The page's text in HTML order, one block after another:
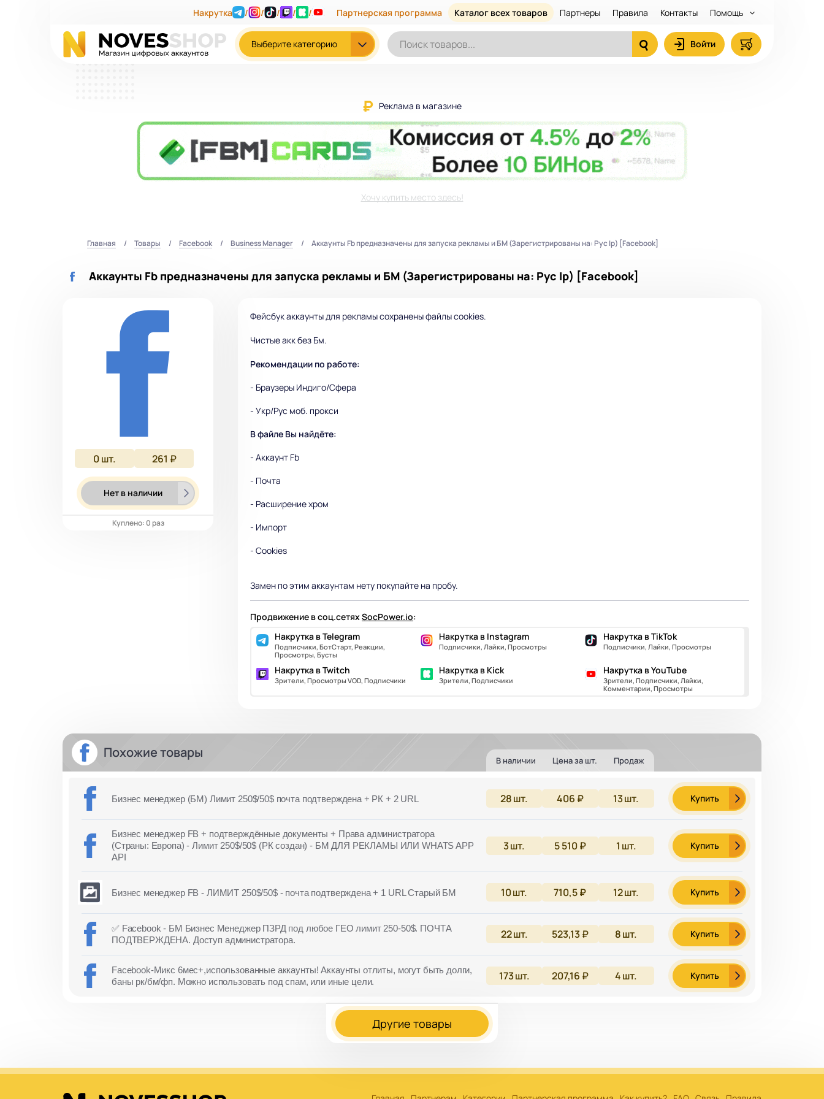
Накрутка / / / / / Партнерская программа Каталог всех товаров Партнеры Правила Контакты Помощь
Выберите категорию Войти
Реклама в магазине
Хочу купить место здесь!
Главная Товары Facebook Business Manager Аккаунты Fb предназначены для запуска рекламы и БМ (Зарегистрированы на: Рус Ip) [Facebook]
Аккаунты Fb предназначены для запуска рекламы и БМ (Зарегистрированы на: Рус Ip) [Facebook]
0шт. 261 ₽
Нет в наличии
Куплено: 0 раз
Фейсбук аккаунты для рекламы сохранены файлы cookies.
Чистые акк без Бм.
Рекомендации по работе:
- Браузеры Индиго/Сфера
- Укр/Рус моб. прокси
В файле Вы найдёте:
- Аккаунт Fb
- Почта
- Расширение хром
- Импорт
- Cookies
Замен по этим аккаунтам нету покупайте на пробу.
Продвижение в соц.сетяхSocPower.io:
Накрутка в Telegram
Подписчики, БотСтарт, Реакции,
Просмотры, Бусты
Накрутка в Instagram
Подписчики, Лайки, Просмотры
Накрутка в TikTok
Подписчики, Лайки, Просмотры
Накрутка в Twitch
Зрители, Просмотры VOD, Подписчики
Накрутка в Kick
Зрители, Подписчики
Накрутка в YouTube
Зрители, Подписчики, Лайки,
Комментарии, Просмотры
Похожие товары В наличии Цена за шт. Продаж
Бизнес менеджер (БМ) Лимит 250$/50$ почта подтверждена + РК + 2 URL 28шт. 406 ₽ 13шт. Купить
Бизнес менеджер FB + подтверждённые документы + Права администратора
(Страны: Европа) - Лимит 250$/50$ (РК создан) - БМ ДЛЯ РЕКЛАМЫ ИЛИ WHATS APP
API
3шт. 5 510 ₽ 1 шт. Купить
Бизнес менеджер FB - ЛИМИТ 250$/50$ - почта подтверждена + 1 URL Старый БМ 10шт. 710,5 ₽ 12шт. Купить
✅ Facebook - БМ Бизнес Менеджер ПЗРД под любое ГЕО лимит 250-50$. ПОЧТА
ПОДТВЕРЖДЕНА. Доступ администратора.
22шт. 523,13 ₽ 8шт. Купить
Facebook-Микс 6мес+,использованные аккаунты! Аккаунты отлиты, могут быть долги,
баны рк/бм/фп. Можно использовать под спам, или иные цели.
173шт. 207,16 ₽ 4шт. Купить
Другие товары